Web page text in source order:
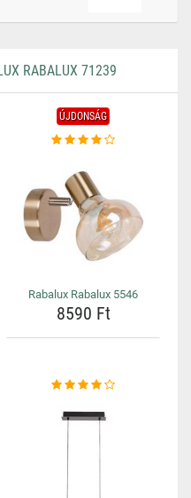
RABALUX 71239
ÚJDONSÁG
Rabalux Rabalux 5546
8590 Ft